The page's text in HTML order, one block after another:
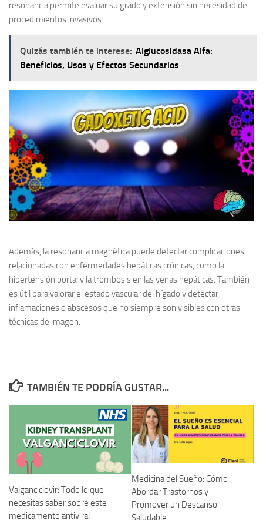
resonancia permite evaluar su grado y extensión sin necesidad de
procedimientos invasivos.
Quizás también te interese: Alglucosidasa Alfa:
Beneficios, Usos y Efectos Secundarios
Además, la resonancia magnética puede detectar complicaciones
relacionadas con enfermedades hepáticas crónicas, como la
hipertensión portal y la trombosis en las venas hepáticas. También
es útil para valorar el estado vascular del hígado y detectar
inflamaciones o abscesos que no siempre son visibles con otras
técnicas de imagen.
TAMBIÉN TE PODRÍA GUSTAR...
Valganciclovir: Todo lo que
necesitas saber sobre este
medicamento antiviral
Medicina del Sueño: Cómo
Abordar Trastornos y
Promover un Descanso
Saludable